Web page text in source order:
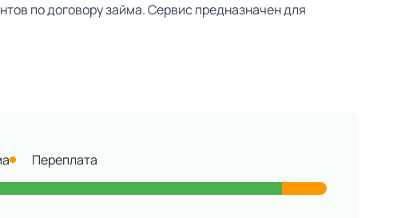
по договору займа. Сервис предназначен для
Переплата